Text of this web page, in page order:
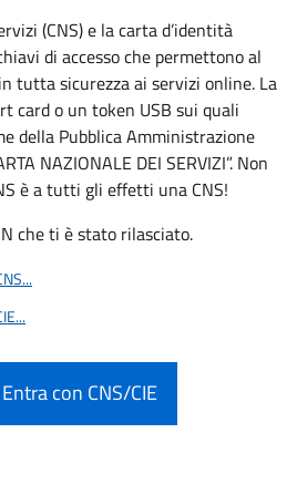
(CNS) e la carta d’identità
di accesso che permettono al
tutta sicurezza ai servizi online. La
card o un token USB sui quali
della Pubblica Amministrazione
NAZIONALE DEI SERVIZI”. Non
è a tutti gli effetti una CNS!
che ti è stato rilasciato.
Entra con CNS/CIE